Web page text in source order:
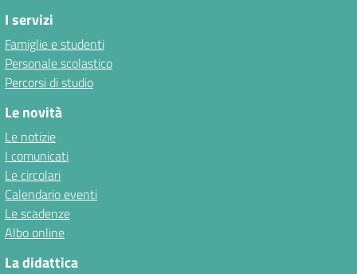
I servizi
Famiglie e studenti
Personale scolastico
Percorsi di studio
Le novità
Le notizie
I comunicati
Le circolari
Calendario eventi
Le scadenze
Albo online
La didattica